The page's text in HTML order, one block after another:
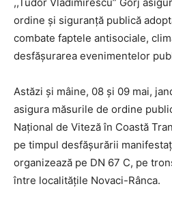
ordine și siguranță publică
combate faptele antisociale,
desfășurarea evenimentelor
Astăzi și mâine, 08 și 09 mai,
asigura măsurile de ordine
Național de Viteză în Coastă
pe timpul desfășurării
organizează pe DN 67 C, pe
între localitățile Novaci-Rânca.